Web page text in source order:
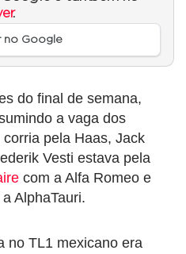
.
no Google
do final de semana,
a vaga dos
pela Haas, Jack
Vesti estava pela
com a Alfa Romeo e
AlphaTauri.
no TL1 mexicano era